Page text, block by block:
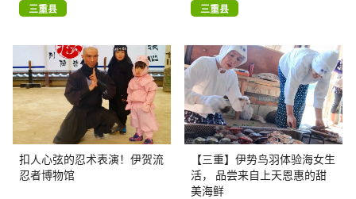
三重县
三重县
扣人心弦的忍术表演！伊贺流
忍者博物馆
【三重】伊势鸟羽体验海女生
活， 品尝来自上天恩惠的甜
美海鲜